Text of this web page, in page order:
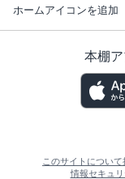
ホームアイコンを追加
本棚
このサイトについて
情報セキュ